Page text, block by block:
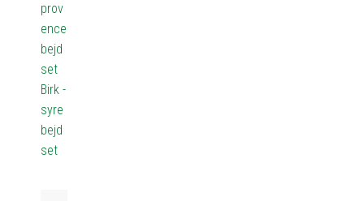
prov
ence
bejd
set
Birk -
syre
bejd
set